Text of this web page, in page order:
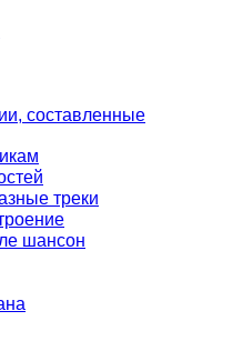
составленные
треки
шансон